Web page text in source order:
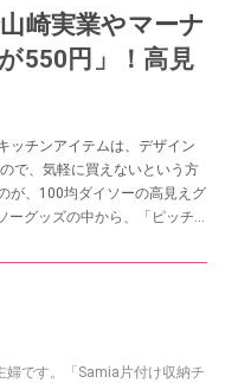
崎実業やマーナ
550円」！高見
ッチンアイテムは、デザイン
で、気軽に買えないという方
が、100均ダイソーの高見えグ
ーグッズの中から、「ピッチ
してご紹介していきます。
です。「Samia片付け収納チ